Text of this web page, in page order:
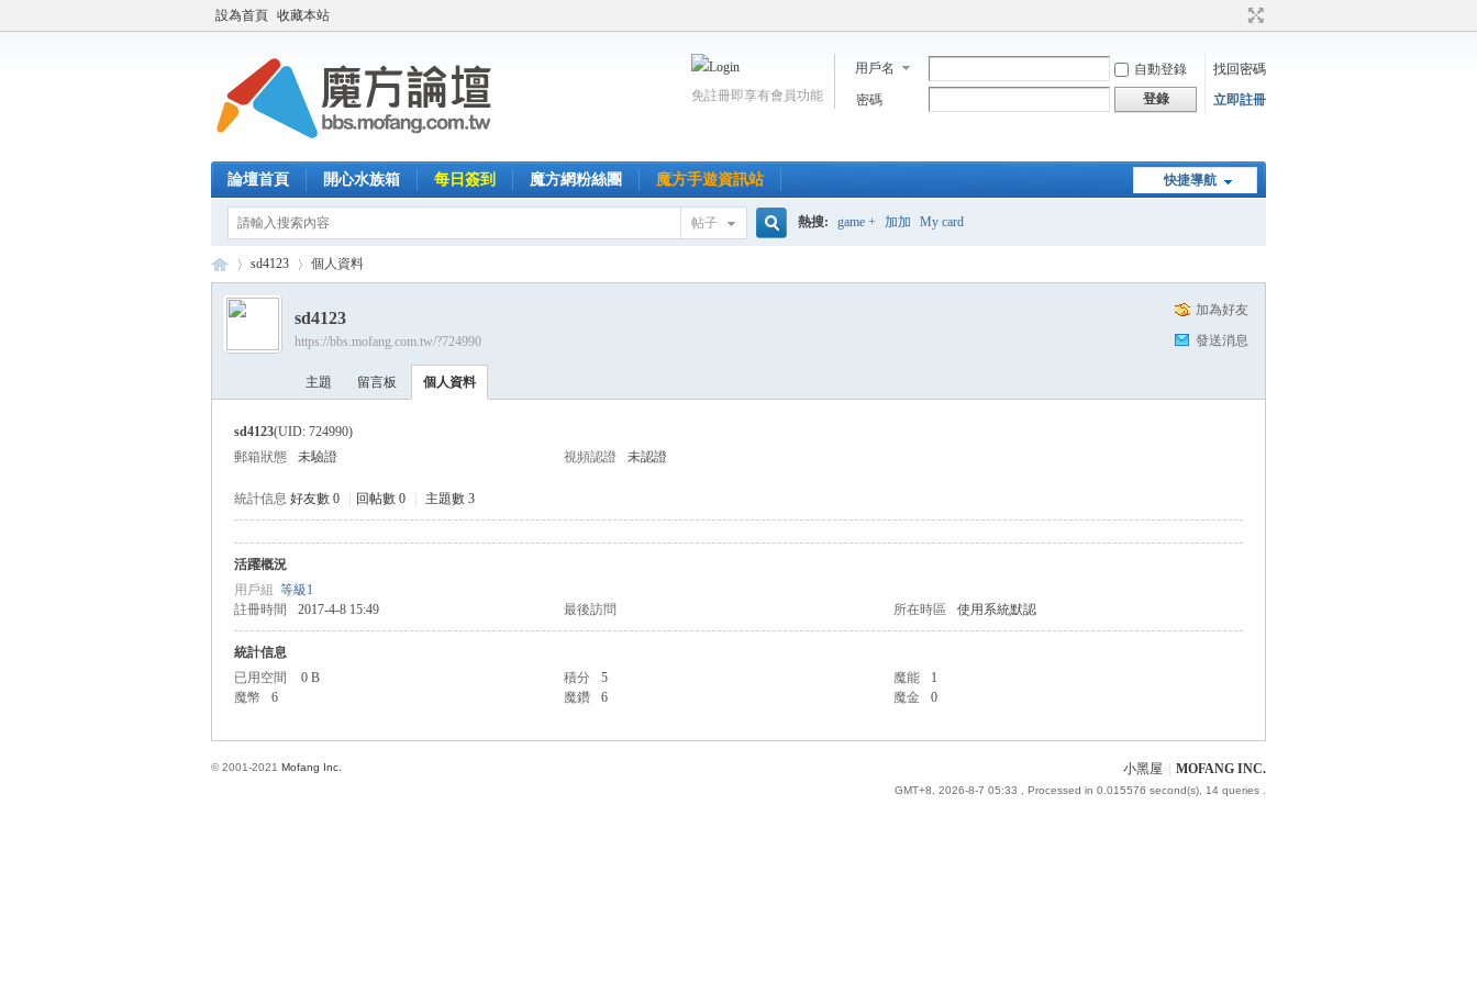
設為首頁 收藏本站
用戶名 自動登錄
找回密碼
密碼
登錄 立即註冊
免註冊即享有會員功能
快捷導航
論壇首頁 開心水族箱 每日簽到 魔方網粉絲團 魔方手遊資訊站
帖子 熱搜: game + 加加 My card
›
sd4123 個人資料
加為好友
發送消息
sd4123
https://bbs.mofang.com.tw/?724990
主題 留言板 個人資料
sd4123(UID: 724990)
郵箱狀態
未驗證 視頻認證 未認證
統計信息 好友數 0 回帖數 0 主題數 3
活躍概況
用戶組 等級1
註冊時間
2017-4-8 15:49 最後訪問 所在時區 使用系統默認
統計信息
已用空間
0 B 積分 5 魔能
1
魔幣
6 魔鑽 6 魔金 0
小黑屋 MOFANG INC.
GMT+8, 2026-8-7 05:33 , Processed in 0.015576 second(s), 14 queries .
© 2001-2021 Mofang Inc.